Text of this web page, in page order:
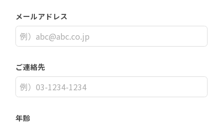
メールアドレス
ご連絡先
年齢